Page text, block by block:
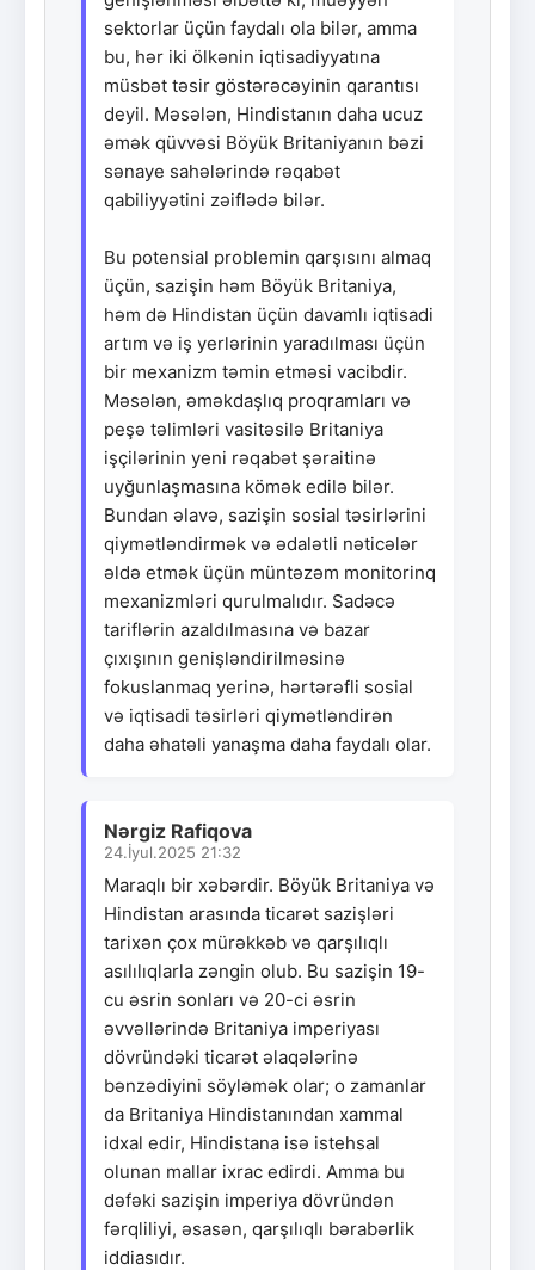
sektorlar üçün faydalı ola bilər, amma
bu, hər iki ölkənin iqtisadiyyatına
müsbət təsir göstərəcəyinin qarantısı
deyil. Məsələn, Hindistanın daha ucuz
əmək qüvvəsi Böyük Britaniyanın bəzi
sənaye sahələrində rəqabət
qabiliyyətini zəiflədə bilər.
Bu potensial problemin qarşısını almaq
üçün, sazişin həm Böyük Britaniya,
həm də Hindistan üçün davamlı iqtisadi
artım və iş yerlərinin yaradılması üçün
bir mexanizm təmin etməsi vacibdir.
Məsələn, əməkdaşlıq proqramları və
peşə təlimləri vasitəsilə Britaniya
işçilərinin yeni rəqabət şəraitinə
uyğunlaşmasına kömək edilə bilər.
Bundan əlavə, sazişin sosial təsirlərini
qiymətləndirmək və ədalətli nəticələr
əldə etmək üçün müntəzəm monitorinq
mexanizmləri qurulmalıdır. Sadəcə
tariflərin azaldılmasına və bazar
çıxışının genişləndirilməsinə
fokuslanmaq yerinə, hərtərəfli sosial
və iqtisadi təsirləri qiymətləndirən
daha əhatəli yanaşma daha faydalı olar.
Nərgiz Rafiqova
24.İyul.2025 21:32
Maraqlı bir xəbərdir. Böyük Britaniya və
Hindistan arasında ticarət sazişləri
tarixən çox mürəkkəb və qarşılıqlı
asılılıqlarla zəngin olub. Bu sazişin 19-
cu əsrin sonları və 20-ci əsrin
əvvəllərində Britaniya imperiyası
dövründəki ticarət əlaqələrinə
bənzədiyini söyləmək olar; o zamanlar
da Britaniya Hindistanından xammal
idxal edir, Hindistana isə istehsal
olunan mallar ixrac edirdi. Amma bu
dəfəki sazişin imperiya dövründən
fərqliliyi, əsasən, qarşılıqlı bərabərlik
iddiasıdır.